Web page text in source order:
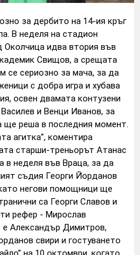
за дербито на 14-ия кръг
В неделя на стадион
Околчица идва втория във
Свищов, а срещата
се сериозно за мача, за да
с добра игра и хубава
освен двамата контузени
и Венци Иванов, за
ще реша в последния момент.
агитка”, коментира
старши-треньорът Атанас
в неделя във Враца, за да
съдия Георги Йорданов
негови помощници ще
са Георги Славов и
рефер - Мирослав
Александър Димитров,
свири и гостуването